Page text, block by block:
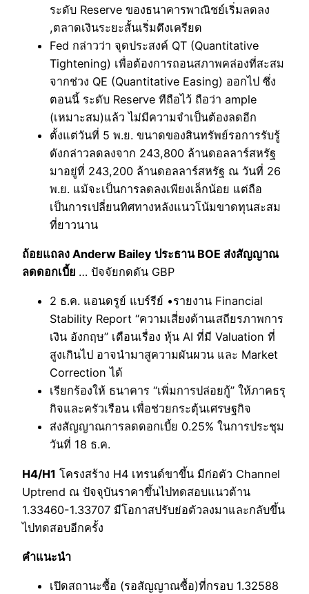
ระดับ Reserve ของธนาคารพาณิชย์เริ่มลดลง
,ตลาดเงินระยะสั้นเริ่มตึงเครียด
Fed กล่าวว่า จุดประสงค์ QT (Quantitative
Tightening) เพื่อต้องการถอนสภาพคล่องที่สะสม
จากช่วง QE (Quantitative Easing) ออกไป ซึ่ง
ตอนนี้ ระดับ Reserve ทืถือไว้ ถือว่า ample
(เหมาะสม)แล้ว ไม่มีความจำเป็นต้องลดอีก
ตั้งแต่วันที่ 5 พ.ย. ขนาดของสินทรัพย์รอการรับรู้
ดังกล่าวลดลงจาก 243,800 ล้านดอลลาร์สหรัฐ
มาอยู่ที่ 243,200 ล้านดอลลาร์สหรัฐ ณ วันที่ 26
พ.ย. แม้จะเป็นการลดลงเพียงเล็กน้อย แต่ถือ
เป็นการเปลี่ยนทิศทางหลังแนวโน้มขาดทุนสะสม
ที่ยาวนาน
ถ้อยแถลง Anderw Bailey ประธาน BOE ส่งสัญญาณ
ลดดอกเบี้ย … ปัจจัยกดดัน GBP
2 ธ.ค. แอนดรูย์ แบร์รีย์ •รายงาน Financial
Stability Report “ความเสี่ยงด้านเสถียรภาพการ
เงิน อังกฤษ” เตือนเรื่อง หุ้น AI ที่มี Valuation ที่
สูงเกินไป อาจนำมาสูความผันผวน และ Market
Correction ได้
เรียกร้องให้ ธนาคาร “เพิ่มการปล่อยกู้” ให้ภาคธรุ
กิจและครัวเรือน เพื่อช่วยกระตุ้นเศรษฐกิจ
ส่งสัญญาณการลดดอกเบี้ย 0.25% ในการประชุม
วันที่ 18 ธ.ค.
H4/H1 โครงสร้าง H4 เทรนด์ขาขึ้น มีก่อตัว Channel
Uptrend ณ ปัจจุบันราคาขึ้นไปทดสอบแนวต้าน
1.33460-1.33707 มีโอกาสปรับย่อตัวลงมาและกลับขึ้น
ไปทดสอบอีกครั้ง
คำแนะนำ
เปิดสถานะซื้อ (รอสัญญาณซื้อ)ที่กรอบ 1.32588